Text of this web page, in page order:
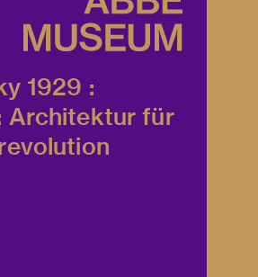
1929 :
Architektur für